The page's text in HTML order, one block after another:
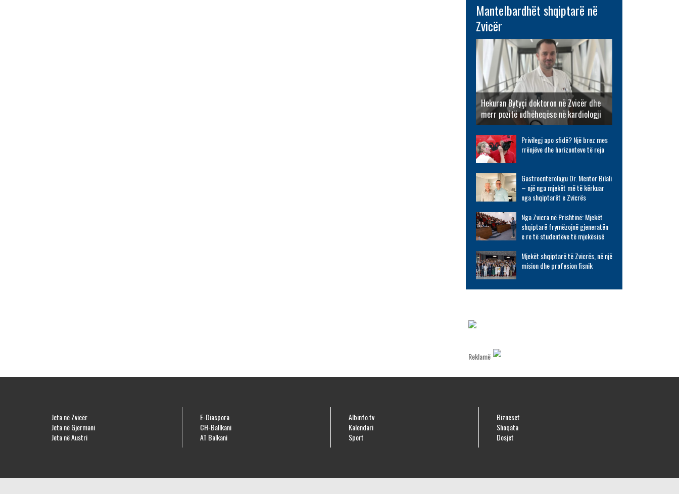
Mantelbardhët shqiptarë në
Zvicër
Hekuran Bytyçi doktoron në Zvicër dhe
merr pozitë udhëheqëse në kardiologji
Privilegj apo sfidë? Një brez mes
rrënjëve dhe horizonteve të reja
Gastroenterologu Dr. Mentor Bilali
– një nga mjekët më të kërkuar
nga shqiptarët e Zvicrës
Nga Zvicra në Prishtinë: Mjekët
shqiptarë frymëzojnë gjeneratën
e re të studentëve të mjekësisë
Mjekët shqiptarë të Zvicrës, në një
mision dhe profesion fisnik
Reklamë
Jeta në Zvicër
Jeta në Gjermani
Jeta në Austri
E-Diaspora
CH-Ballkani
AT Balkani
Albinfo.tv
Kalendari
Sport
Bizneset
Shoqata
Dosjet